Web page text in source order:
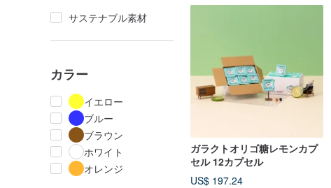
サステナブル素材
カラー
イエロー
ブルー
ブラウン
ホワイト
オレンジ
ガラクトオリゴ糖レモンカプ
セル 12カプセル
US$ 197.24